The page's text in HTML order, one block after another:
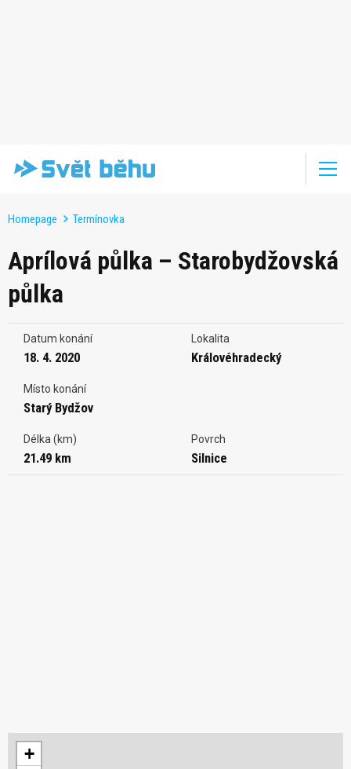
Homepage Termínovka
Aprílová půlka – Starobydžovská
půlka
Datum konání
18. 4. 2020
Lokalita
Královéhradecký
Místo konání
Starý Bydžov
Délka (km)
21.49 km
Povrch
Silnice
+